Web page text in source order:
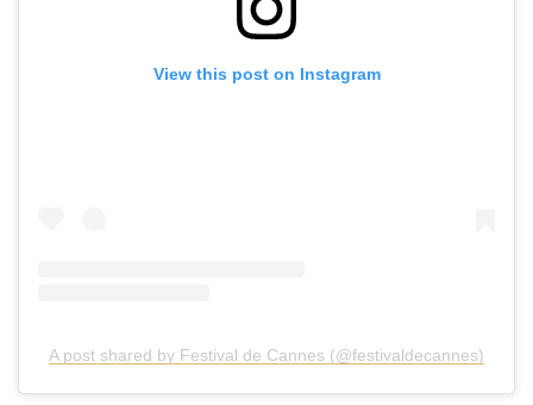
View this post on Instagram
A post shared by Festival de Cannes (@festivaldecannes)